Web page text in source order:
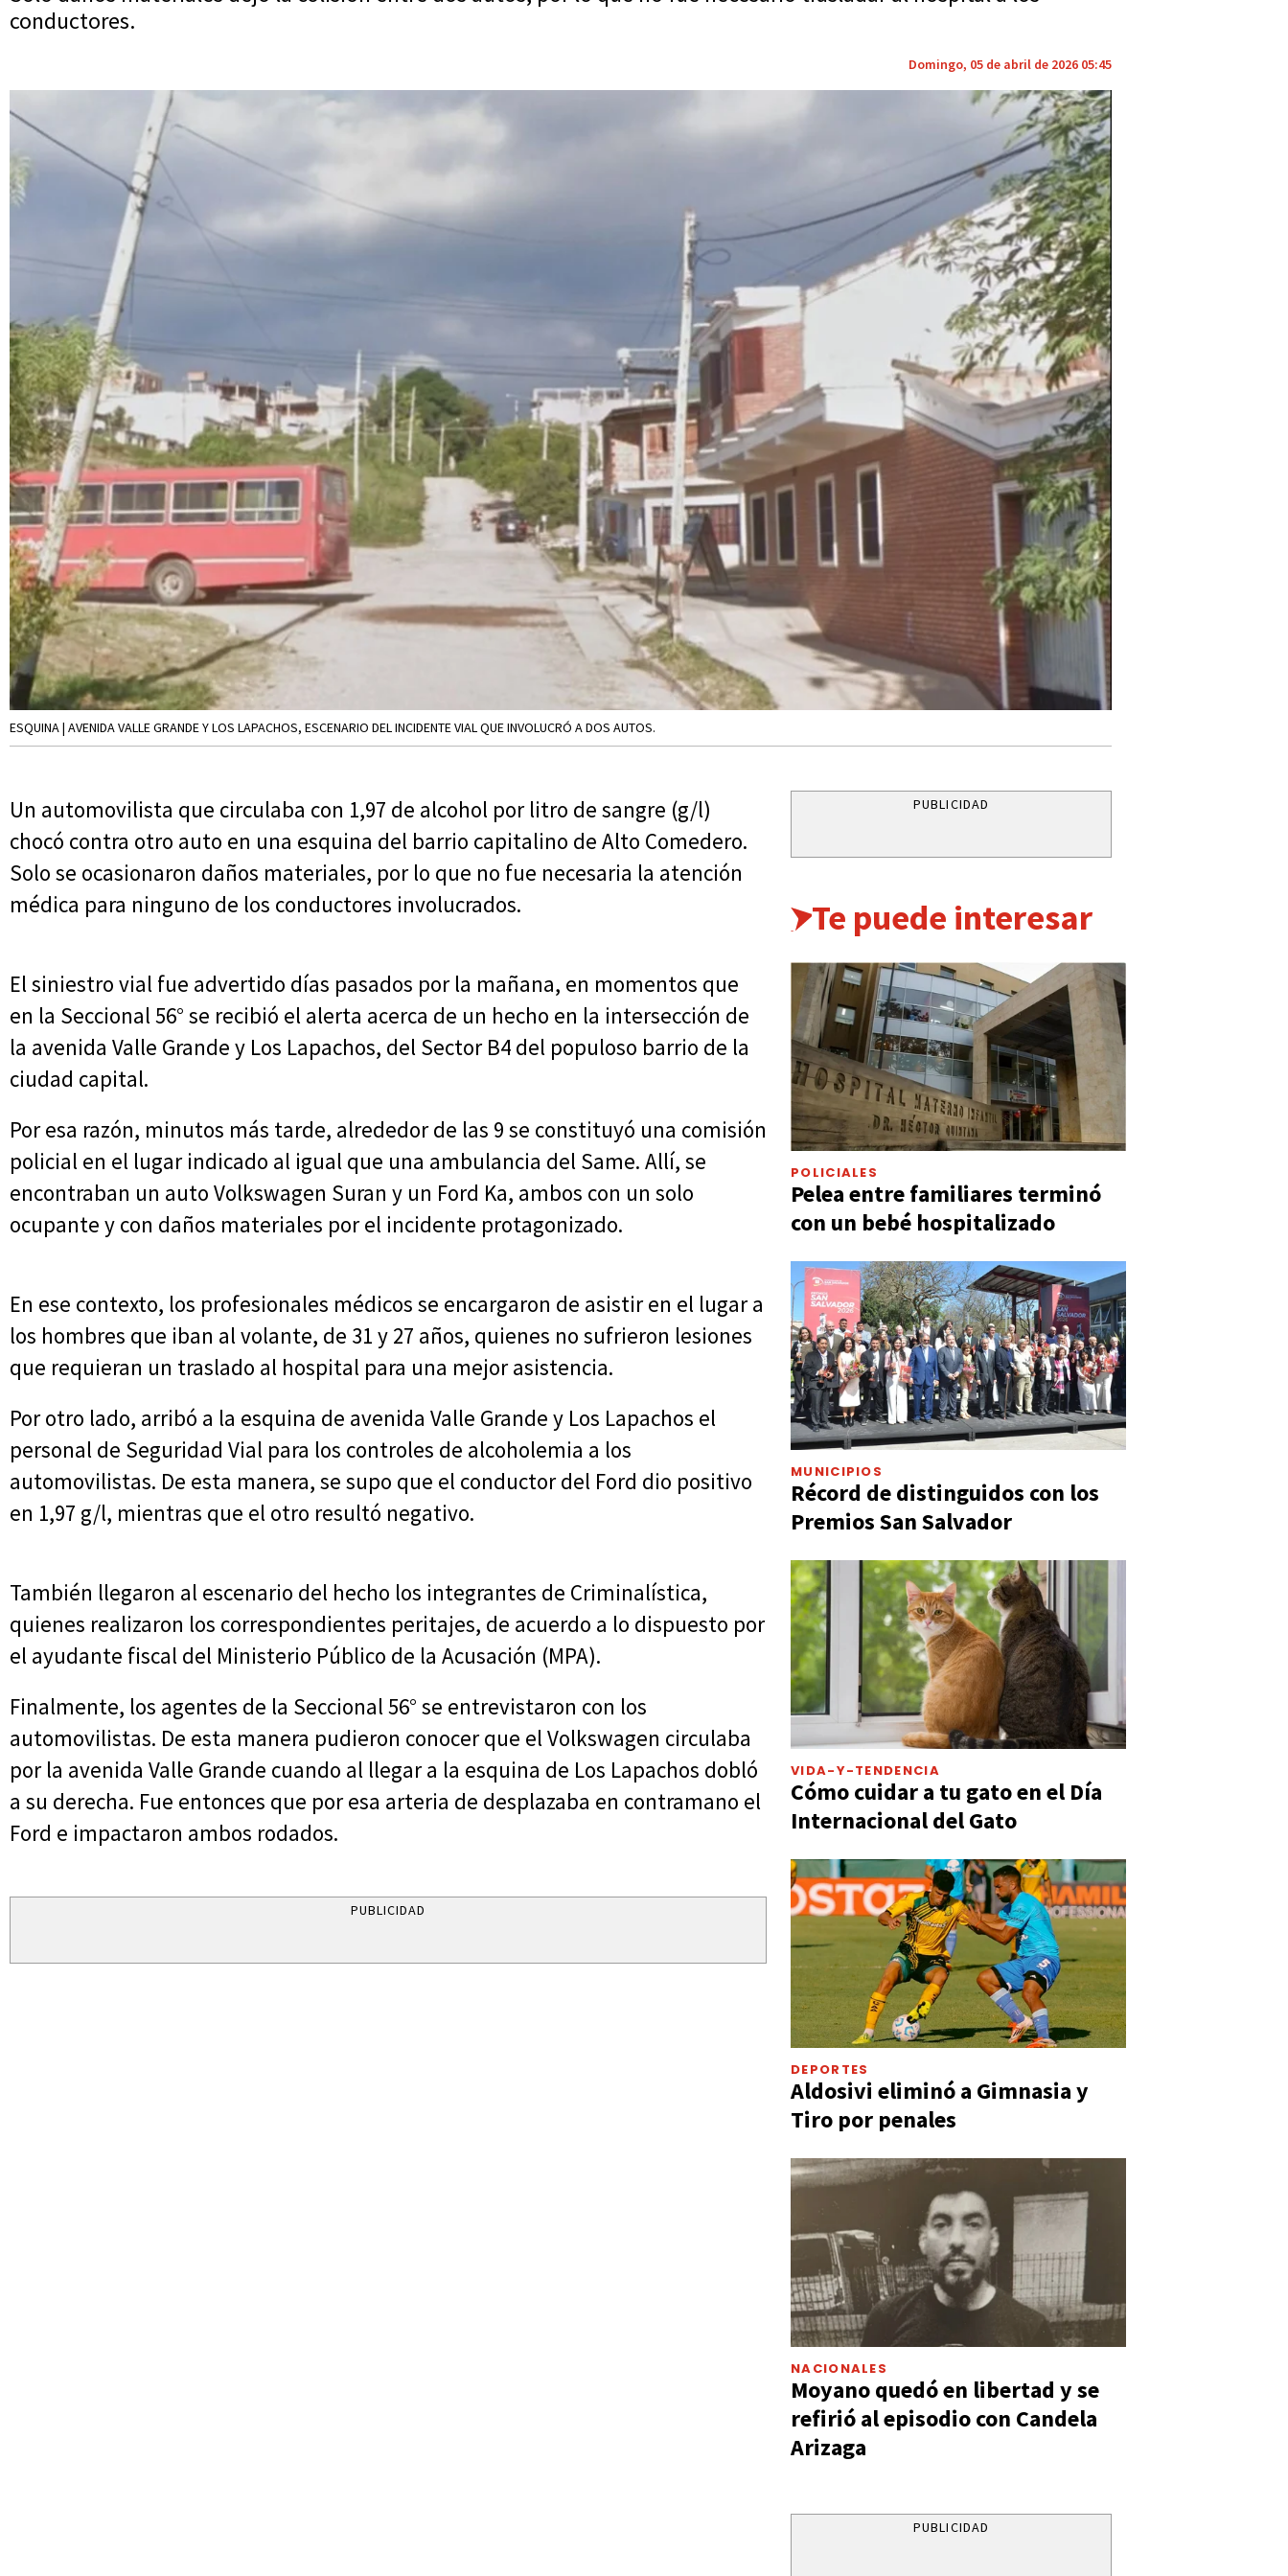
conductores.
Domingo, 05 de abril de 2026 05:45
ESQUINA | AVENIDA VALLE GRANDE Y LOS LAPACHOS, ESCENARIO DEL INCIDENTE VIAL QUE INVOLUCRÓ A DOS AUTOS.
Un automovilista que circulaba con 1,97 de alcohol por litro de sangre (g/l)
chocó contra otro auto en una esquina del barrio capitalino de Alto Comedero.
Solo se ocasionaron daños materiales, por lo que no fue necesaria la atención
médica para ninguno de los conductores involucrados.
El siniestro vial fue advertido días pasados por la mañana, en momentos que
en la Seccional 56° se recibió el alerta acerca de un hecho en la intersección de
la avenida Valle Grande y Los Lapachos, del Sector B4 del populoso barrio de la
ciudad capital.
Por esa razón, minutos más tarde, alrededor de las 9 se constituyó una comisión
policial en el lugar indicado al igual que una ambulancia del Same. Allí, se
encontraban un auto Volkswagen Suran y un Ford Ka, ambos con un solo
ocupante y con daños materiales por el incidente protagonizado.
En ese contexto, los profesionales médicos se encargaron de asistir en el lugar a
los hombres que iban al volante, de 31 y 27 años, quienes no sufrieron lesiones
que requieran un traslado al hospital para una mejor asistencia.
Por otro lado, arribó a la esquina de avenida Valle Grande y Los Lapachos el
personal de Seguridad Vial para los controles de alcoholemia a los
automovilistas. De esta manera, se supo que el conductor del Ford dio positivo
en 1,97 g/l, mientras que el otro resultó negativo.
También llegaron al escenario del hecho los integrantes de Criminalística,
quienes realizaron los correspondientes peritajes, de acuerdo a lo dispuesto por
el ayudante fiscal del Ministerio Público de la Acusación (MPA).
Finalmente, los agentes de la Seccional 56° se entrevistaron con los
automovilistas. De esta manera pudieron conocer que el Volkswagen circulaba
por la avenida Valle Grande cuando al llegar a la esquina de Los Lapachos dobló
a su derecha. Fue entonces que por esa arteria de desplazaba en contramano el
Ford e impactaron ambos rodados.
PUBLICIDAD
PUBLICIDAD
Te puede interesar
POLICIALES
Pelea entre familiares terminó
con un bebé hospitalizado
MUNICIPIOS
Récord de distinguidos con los
Premios San Salvador
VIDA-Y-TENDENCIA
Cómo cuidar a tu gato en el Día
Internacional del Gato
DEPORTES
Aldosivi eliminó a Gimnasia y
Tiro por penales
NACIONALES
Moyano quedó en libertad y se
refirió al episodio con Candela
Arizaga
PUBLICIDAD